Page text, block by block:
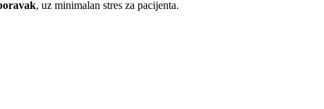
, uz minimalan stres za pacijenta.